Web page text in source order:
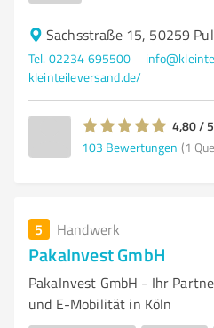
Sachsstraße 15, 50259
Tel. 02234 695500
kleinteileversand.de/
4,80 /
103 Bewertungen (1
5 Handwerk
PakaInvest GmbH
PakaInvest GmbH - Ihr
und E-Mobilität in Köln